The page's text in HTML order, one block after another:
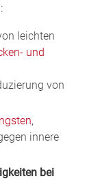
leichten
und
von
,
innere
bei